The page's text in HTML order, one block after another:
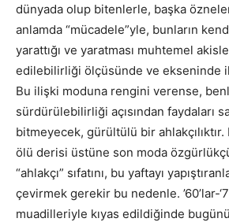
dünyada olup bitenlerle, başka
anlamda “mücadele”yle, bunların
yarattığı ve yaratması muhtemel
edilebilirliği ölçüsünde ve ekseninde
Bu ilişki moduna rengini verense,
sürdürülebilirliği açısından faydaları
bitmeyecek, gürültülü bir
ölü derisi üstüne son moda
“ahlakçı” sıfatını, bu yaftayı
çevirmek gerekir bu nedenle. ’60’lar-
muadilleriyle kıyas edildiğinde